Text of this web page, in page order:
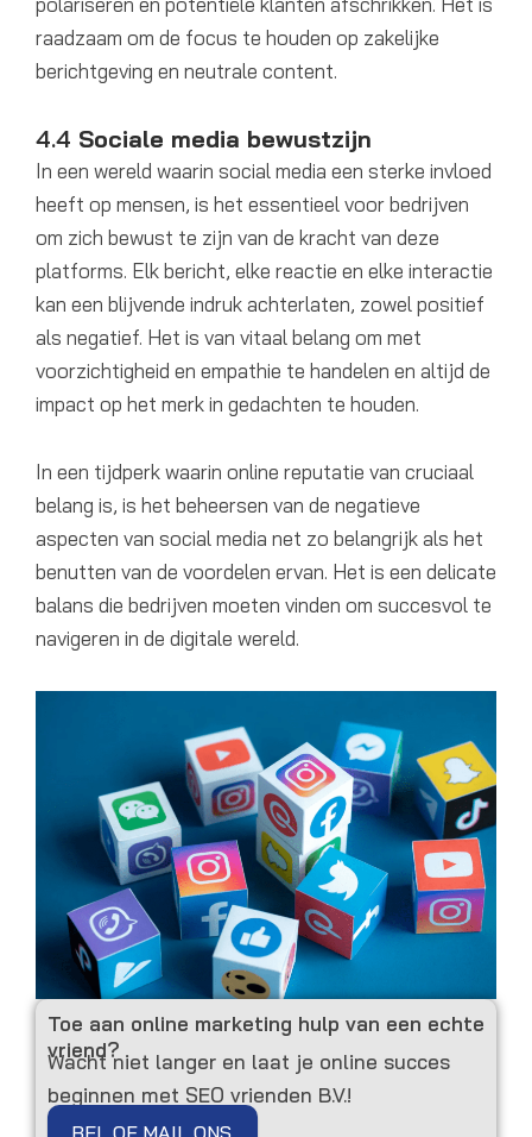
raadzaam om de focus te houden op zakelijke
berichtgeving en neutrale content.
4.4 Sociale media bewustzijn
In een wereld waarin social media een sterke invloed
heeft op mensen, is het essentieel voor bedrijven
om zich bewust te zijn van de kracht van deze
platforms. Elk bericht, elke reactie en elke interactie
kan een blijvende indruk achterlaten, zowel positief
als negatief. Het is van vitaal belang om met
voorzichtigheid en empathie te handelen en altijd de
impact op het merk in gedachten te houden.
In een tijdperk waarin online reputatie van cruciaal
belang is, is het beheersen van de negatieve
aspecten van social media net zo belangrijk als het
benutten van de voordelen ervan. Het is een delicate
balans die bedrijven moeten vinden om succesvol te
navigeren in de digitale wereld.
Toe aan online marketing hulp van een echte
vriend?
Wacht niet langer en laat je online succes
beginnen met SEO vrienden B.V.!